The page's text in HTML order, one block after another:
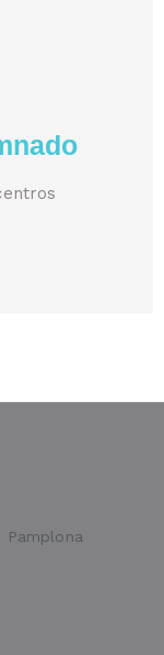
Pamplona